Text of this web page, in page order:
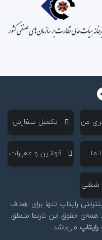
من ‌ تکمیل سفارش
ما ‌ قوانین و مقررات
شغلی
رایتاپ تنها برای اهداف
حقوق این تارنما متعلق
می‌باشد.